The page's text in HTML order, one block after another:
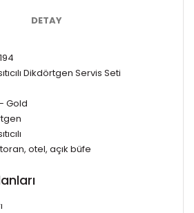
DETAY
Dikdörtgen Servis Seti
Gold
otel, açık büfe